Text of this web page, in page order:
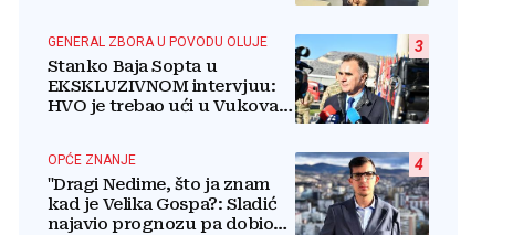
3
GENERAL ZBORA U POVODU OLUJE
Stanko Baja Sopta u
EKSKLUZIVNOM intervjuu:
HVO je trebao ući u Vukovar
4
OPĆE ZNANJE
"Dragi Nedime, što ja znam
kad je Velika Gospa?: Sladić
najavio prognozu pa dobio